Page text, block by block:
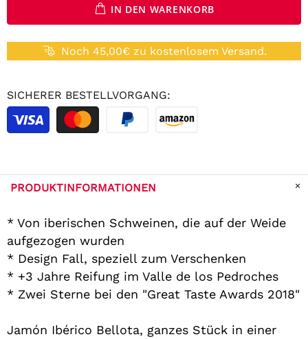
IN DEN WARENKORB
Noch 45,00€ zu kostenlosem Versand.
SICHERER BESTELLVORGANG:
PRODUKTINFORMATIONEN
* Von iberischen Schweinen, die auf der Weide
aufgezogen wurden
* Design Fall, speziell zum Verschenken
* +3 Jahre Reifung im Valle de los Pedroches
* Zwei Sterne bei den "Great Taste Awards 2018"
Jamón Ibérico Bellota, ganzes Stück in einer